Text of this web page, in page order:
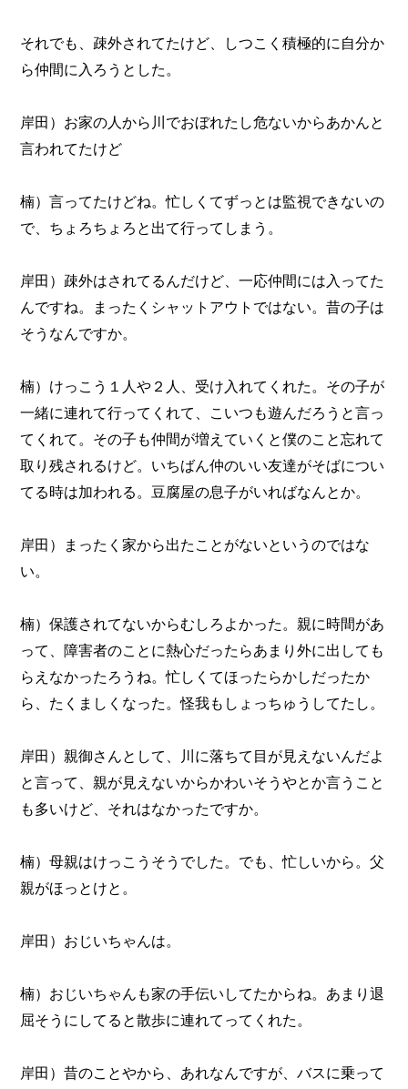
それでも、疎外されてたけど、しつこく積極的に自分か
ら仲間に入ろうとした。
岸田）お家の人から川でおぼれたし危ないからあかんと
言われてたけど
楠）言ってたけどね。忙しくてずっとは監視できないの
で、ちょろちょろと出て行ってしまう。
岸田）疎外はされてるんだけど、一応仲間には入ってた
んですね。まったくシャットアウトではない。昔の子は
そうなんですか。
楠）けっこう１人や２人、受け入れてくれた。その子が
一緒に連れて行ってくれて、こいつも遊んだろうと言っ
てくれて。その子も仲間が増えていくと僕のこと忘れて
取り残されるけど。いちばん仲のいい友達がそばについ
てる時は加われる。豆腐屋の息子がいればなんとか。
岸田）まったく家から出たことがないというのではな
い。
楠）保護されてないからむしろよかった。親に時間があ
って、障害者のことに熱心だったらあまり外に出しても
らえなかったろうね。忙しくてほったらかしだったか
ら、たくましくなった。怪我もしょっちゅうしてたし。
岸田）親御さんとして、川に落ちて目が見えないんだよ
と言って、親が見えないからかわいそうやとか言うこと
も多いけど、それはなかったですか。
楠）母親はけっこうそうでした。でも、忙しいから。父
親がほっとけと。
岸田）おじいちゃんは。
楠）おじいちゃんも家の手伝いしてたからね。あまり退
屈そうにしてると散歩に連れてってくれた。
岸田）昔のことやから、あれなんですが、バスに乗って